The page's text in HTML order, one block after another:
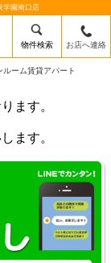
学園南口店
物件検索 お店へ連絡
ルーム賃貸アパート
ます。
ます。